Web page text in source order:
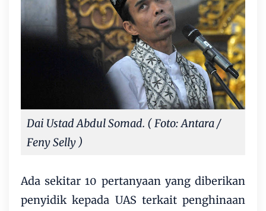
Dai Ustad Abdul Somad. ( Foto: Antara /
Feny Selly )
Ada sekitar 10 pertanyaan yang diberikan
penyidik kepada UAS terkait penghinaan